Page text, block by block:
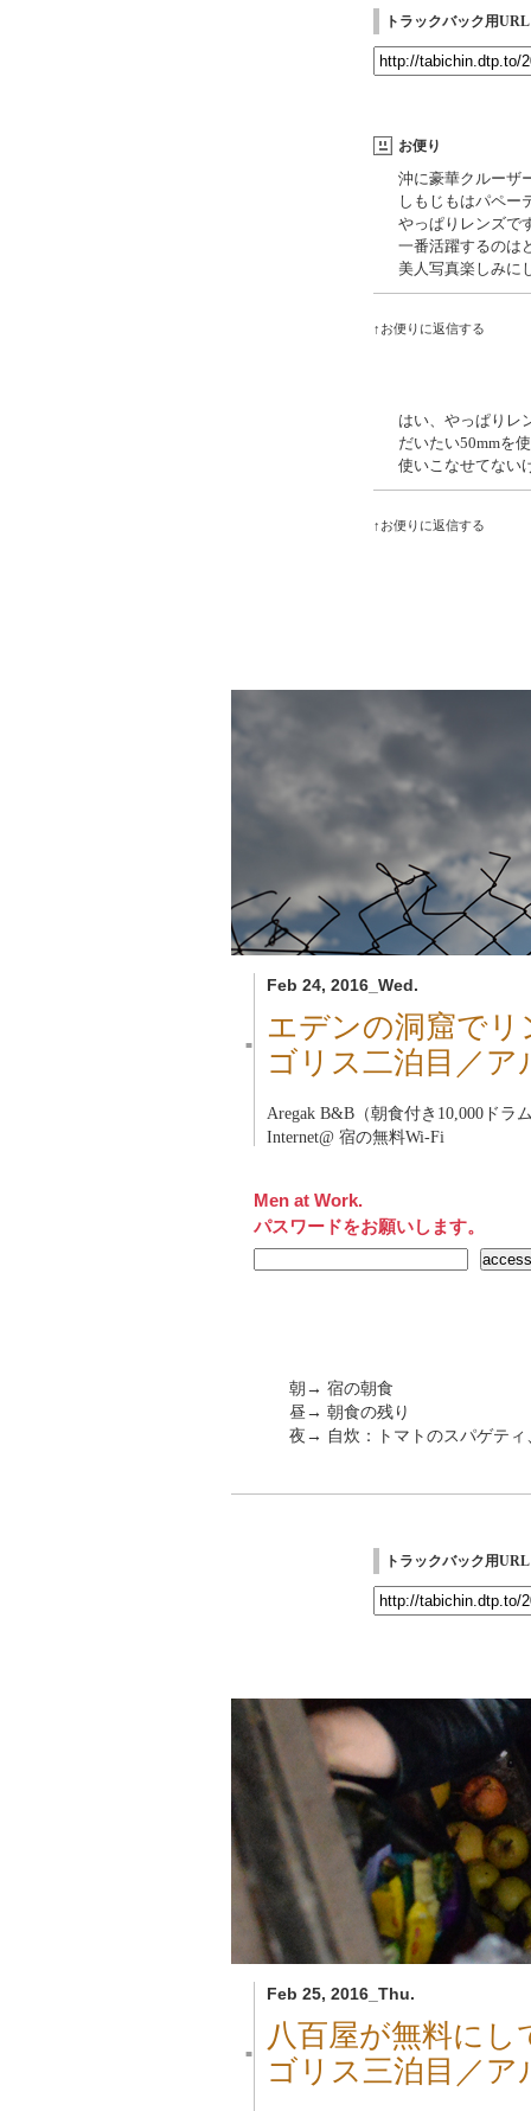
トラックバック用URL
お便り
沖に豪華クルーザ
しもじもはパペー
やっぱりレンズで
一番活躍するのは
美人写真楽しみに
↑お便りに返信する
はい、やっぱりレ
だいたい50mmを
使いこなせてない
↑お便りに返信する
Feb 24, 2016_Wed.
■
エデンの洞窟で
ゴリス二泊目／ア
Aregak B&B（朝食付き10,000ドラ
Internet@ 宿の無料Wi-Fi
Men at Work.
パスワードをお願いします。
朝→ 宿の朝食
昼→ 朝食の残り
夜→ 自炊：トマトのスパゲティ
トラックバック用URL
Feb 25, 2016_Thu.
■
八百屋が無料にし
ゴリス三泊目／ア